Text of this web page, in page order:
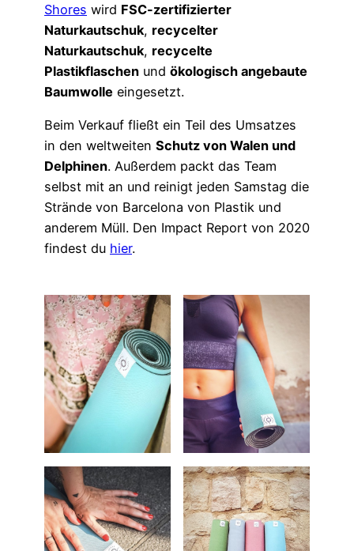
Shores wird FSC-zertifizierter
Naturkautschuk, recycelter
Naturkautschuk, recycelte
Plastikflaschen und ökologisch angebaute
Baumwolle eingesetzt.
Beim Verkauf fließt ein Teil des Umsatzes
in den weltweiten Schutz von Walen und
Delphinen. Außerdem packt das Team
selbst mit an und reinigt jeden Samstag die
Strände von Barcelona von Plastik und
anderem Müll. Den Impact Report von 2020
findest du hier.